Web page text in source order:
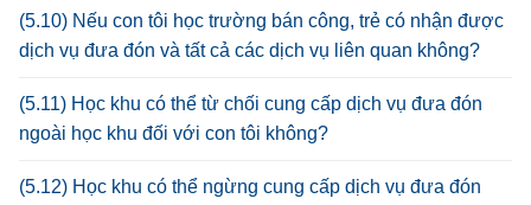
(5.10) Nếu con tôi học trường bán công, trẻ có nhận được
dịch vụ đưa đón và tất cả các dịch vụ liên quan không?
(5.11) Học khu có thể từ chối cung cấp dịch vụ đưa đón
ngoài học khu đối với con tôi không?
(5.12) Học khu có thể ngừng cung cấp dịch vụ đưa đón